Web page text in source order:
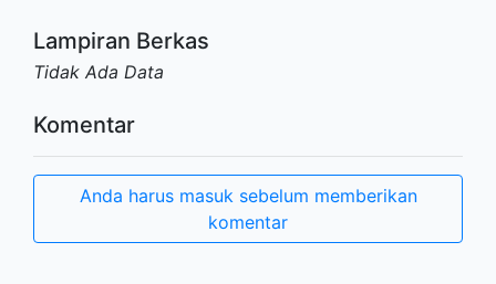
Lampiran Berkas
Tidak Ada Data
Komentar
Anda harus masuk sebelum memberikan
komentar